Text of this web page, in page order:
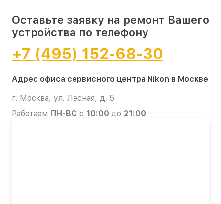
Оставьте заявку на ремонт Вашего
устройства по телефону
+7 (495) 152-68-30
Адрес офиса сервисного центра Nikon в Москве
г. Москва, ул. Лесная, д. 5
Работаем ПН-ВС с 10:00 до 21:00